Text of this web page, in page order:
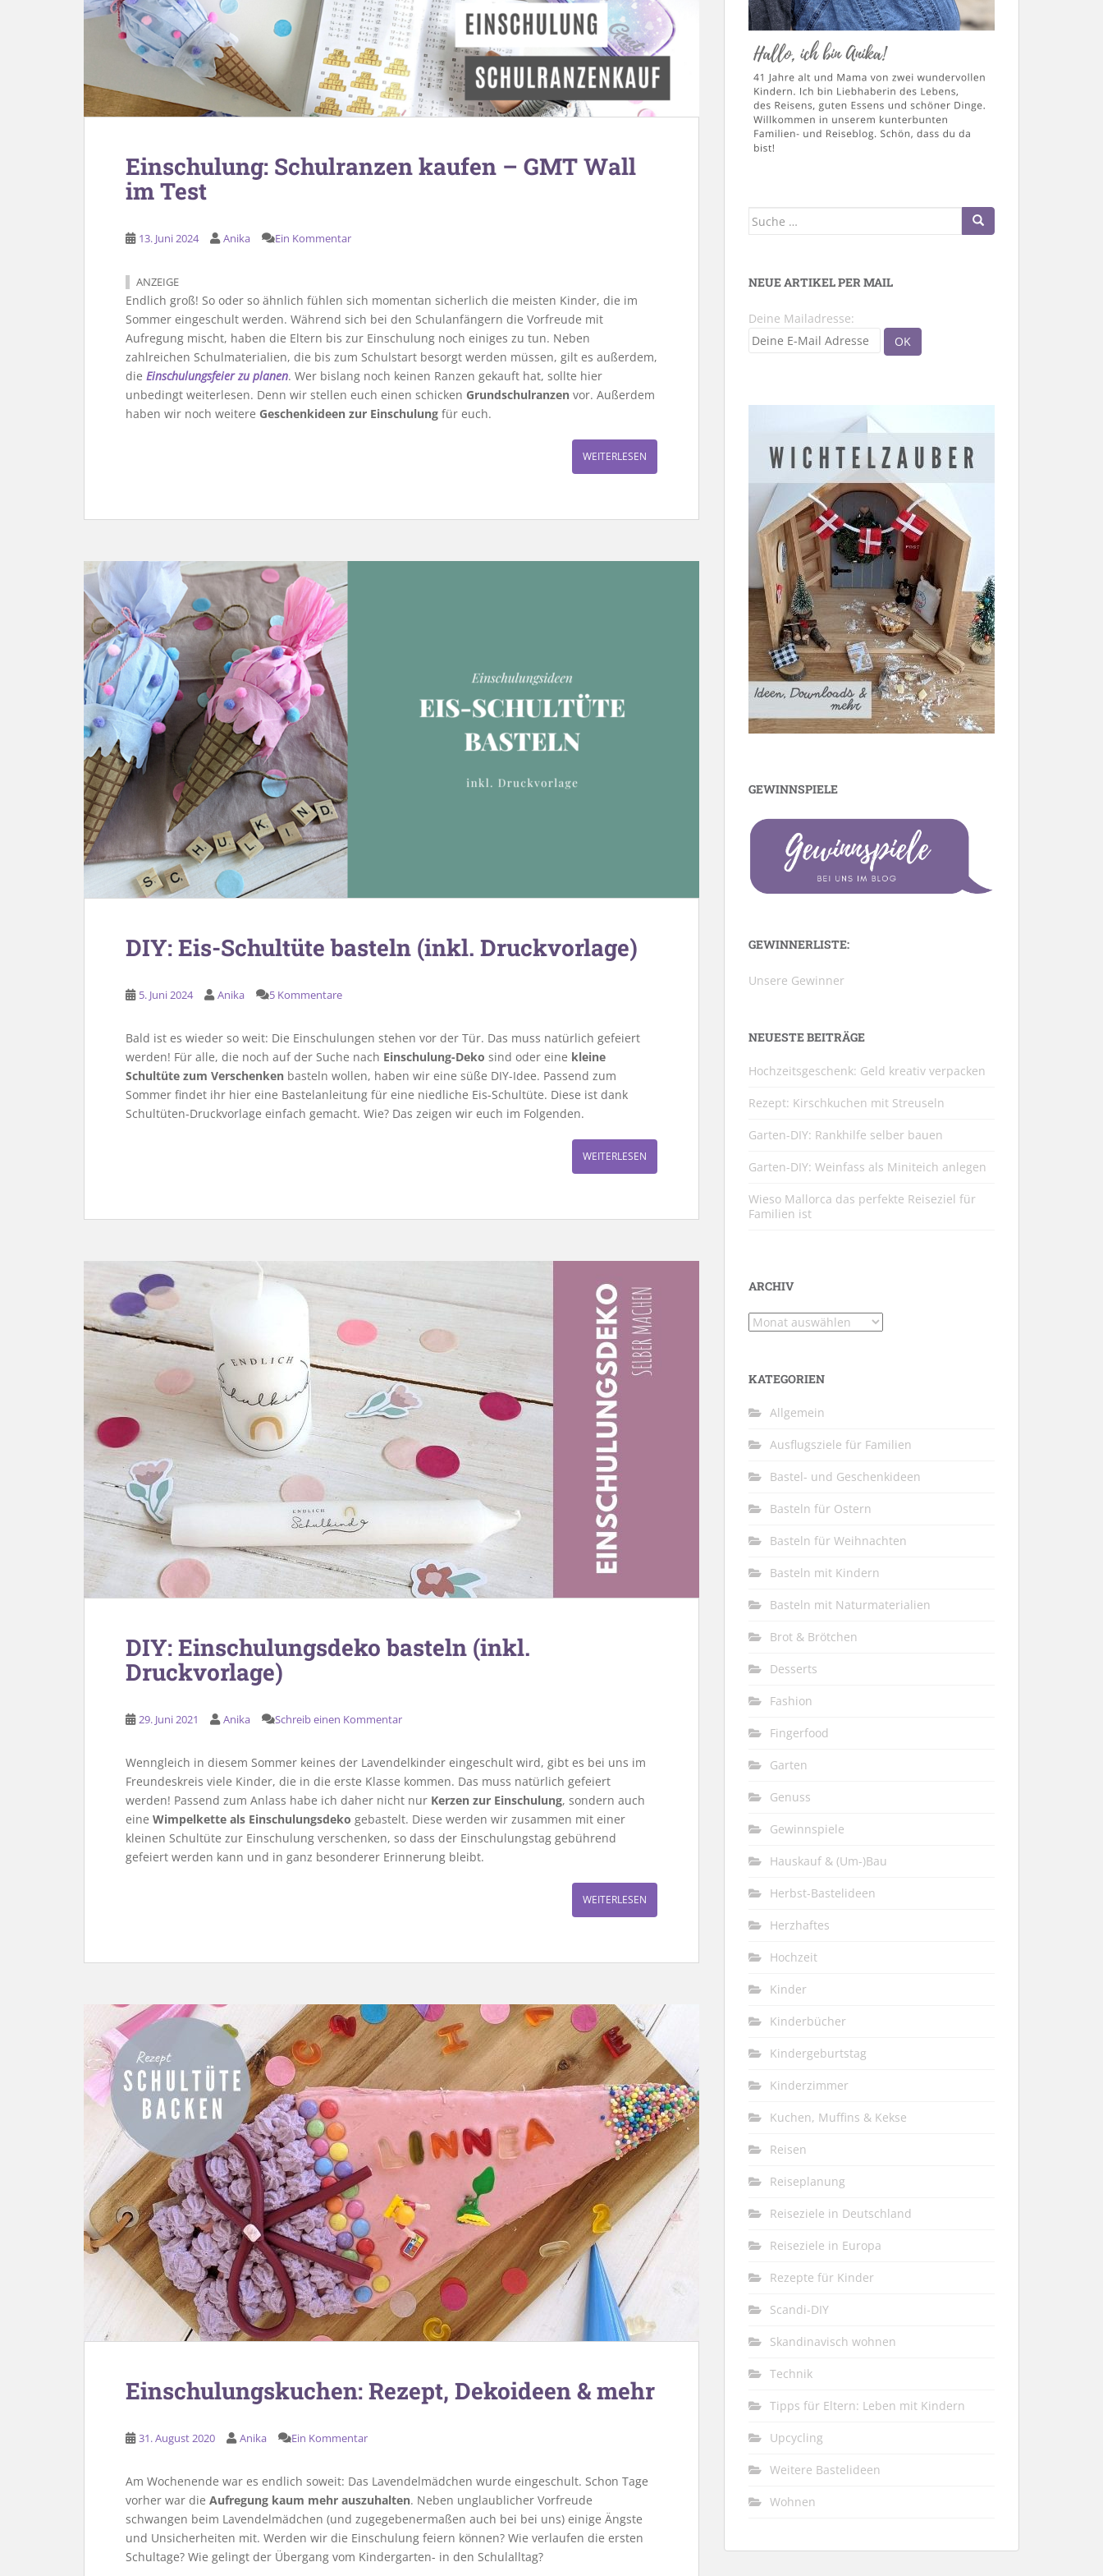
Einschulung: Schulranzen kaufen – GMT Wall
im Test
13. Juni 2024 Anika Ein Kommentar
ANZEIGE
Endlich groß! So oder so ähnlich fühlen sich momentan sicherlich die meisten Kinder, die im
Sommer eingeschult werden. Während sich bei den Schulanfängern die Vorfreude mit
Aufregung mischt, haben die Eltern bis zur Einschulung noch einiges zu tun. Neben
zahlreichen Schulmaterialien, die bis zum Schulstart besorgt werden müssen, gilt es außerdem,
die Einschulungsfeier zu planen. Wer bislang noch keinen Ranzen gekauft hat, sollte hier
unbedingt weiterlesen. Denn wir stellen euch einen schicken Grundschulranzen vor. Außerdem
haben wir noch weitere Geschenkideen zur Einschulung für euch.
WEITERLESEN
DIY: Eis-Schultüte basteln (inkl. Druckvorlage)
5. Juni 2024 Anika 5 Kommentare
Bald ist es wieder so weit: Die Einschulungen stehen vor der Tür. Das muss natürlich gefeiert
werden! Für alle, die noch auf der Suche nach Einschulung-Deko sind oder eine kleine
Schultüte zum Verschenken basteln wollen, haben wir eine süße DIY-Idee. Passend zum
Sommer findet ihr hier eine Bastelanleitung für eine niedliche Eis-Schultüte. Diese ist dank
Schultüten-Druckvorlage einfach gemacht. Wie? Das zeigen wir euch im Folgenden.
WEITERLESEN
DIY: Einschulungsdeko basteln (inkl.
Druckvorlage)
29. Juni 2021 Anika Schreib einen Kommentar
Wenngleich in diesem Sommer keines der Lavendelkinder eingeschult wird, gibt es bei uns im
Freundeskreis viele Kinder, die in die erste Klasse kommen. Das muss natürlich gefeiert
werden! Passend zum Anlass habe ich daher nicht nur Kerzen zur Einschulung, sondern auch
eine Wimpelkette als Einschulungsdeko gebastelt. Diese werden wir zusammen mit einer
kleinen Schultüte zur Einschulung verschenken, so dass der Einschulungstag gebührend
gefeiert werden kann und in ganz besonderer Erinnerung bleibt.
WEITERLESEN
Einschulungskuchen: Rezept, Dekoideen & mehr
31. August 2020 Anika Ein Kommentar
Am Wochenende war es endlich soweit: Das Lavendelmädchen wurde eingeschult. Schon Tage
vorher war die Aufregung kaum mehr auszuhalten. Neben unglaublicher Vorfreude
schwangen beim Lavendelmädchen (und zugegebenermaßen auch bei bei uns) einige Ängste
und Unsicherheiten mit. Werden wir die Einschulung feiern können? Wie verlaufen die ersten
Schultage? Wie gelingt der Übergang vom Kindergarten- in den Schulalltag?
Suche
NEUE ARTIKEL PER MAIL
Deine Mailadresse:
GEWINNSPIELE
GEWINNERLISTE:
Unsere Gewinner
NEUESTE BEITRÄGE
Hochzeitsgeschenk: Geld kreativ verpacken
Rezept: Kirschkuchen mit Streuseln
Garten-DIY: Rankhilfe selber bauen
Garten-DIY: Weinfass als Miniteich anlegen
Wieso Mallorca das perfekte Reiseziel für
Familien ist
ARCHIV
Archiv
KATEGORIEN
Allgemein
Ausflugsziele für Familien
Bastel- und Geschenkideen
Basteln für Ostern
Basteln für Weihnachten
Basteln mit Kindern
Basteln mit Naturmaterialien
Brot & Brötchen
Desserts
Fashion
Fingerfood
Garten
Genuss
Gewinnspiele
Hauskauf & (Um-)Bau
Herbst-Bastelideen
Herzhaftes
Hochzeit
Kinder
Kinderbücher
Kindergeburtstag
Kinderzimmer
Kuchen, Muffins & Kekse
Reisen
Reiseplanung
Reiseziele in Deutschland
Reiseziele in Europa
Rezepte für Kinder
Scandi-DIY
Skandinavisch wohnen
Technik
Tipps für Eltern: Leben mit Kindern
Upcycling
Weitere Bastelideen
Wohnen